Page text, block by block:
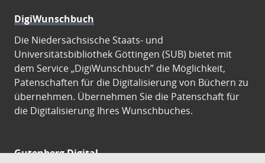
DigiWunschbuch
Die Niedersächsische Staats- und
Universitätsbibliothek Göttingen (SUB) bietet mit
dem Service „DigiWunschbuch” die Möglichkeit,
Patenschaften für die Digitalisierung von Büchern zu
übernehmen. Übernehmen Sie die Patenschaft für
die Digitalisierung Ihres Wunschbuches.
Gutenberg Digital